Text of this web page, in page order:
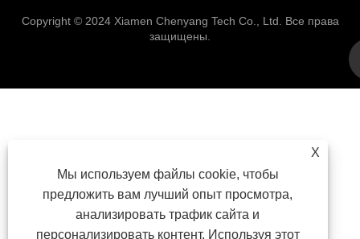
X
Мы используем файлы cookie, чтобы
предложить вам лучший опыт просмотра,
анализировать трафик сайта и
персонализировать контент. Используя этот
Copyright © 2024 Xiamen Chenyang Tech Co., Ltd. Все права
защищены.